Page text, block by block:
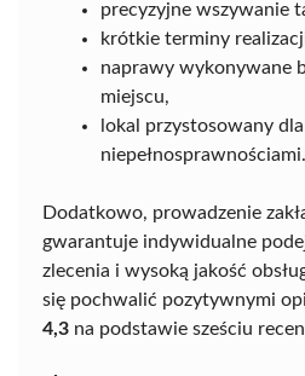
precyzyjne wszywanie
krótkie terminy
naprawy wykonywane
miejscu,
lokal przystosowany
niepełnosprawnościami.
Dodatkowo, prowadzenie
gwarantuje indywidualne
zlecenia i wysoką jakość
się pochwalić pozytywnymi
4,3 na podstawie sześciu